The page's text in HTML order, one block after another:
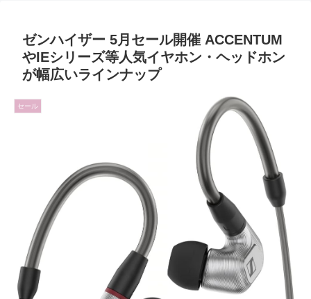
ゼンハイザー 5月セール開催 ACCENTUM
やIEシリーズ等人気イヤホン・ヘッドホン
が幅広いラインナップ
セール